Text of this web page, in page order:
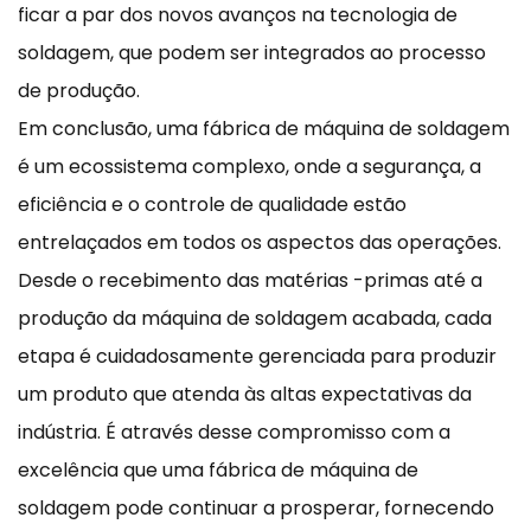
ficar a par dos novos avanços na tecnologia de
soldagem, que podem ser integrados ao processo
de produção.
Em conclusão, uma fábrica de máquina de soldagem
é um ecossistema complexo, onde a segurança, a
eficiência e o controle de qualidade estão
entrelaçados em todos os aspectos das operações.
Desde o recebimento das matérias -primas até a
produção da máquina de soldagem acabada, cada
etapa é cuidadosamente gerenciada para produzir
um produto que atenda às altas expectativas da
indústria. É através desse compromisso com a
excelência que uma fábrica de máquina de
soldagem pode continuar a prosperar, fornecendo